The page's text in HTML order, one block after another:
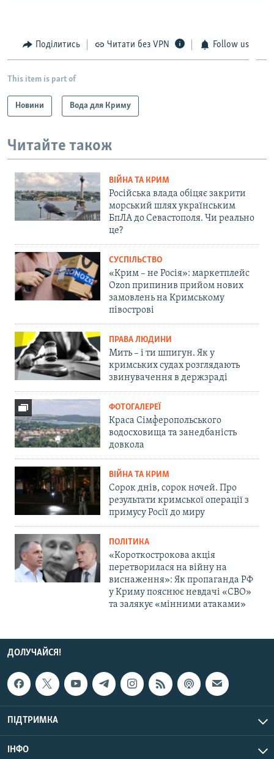
Поділитись Читати без VPN Follow us
This item is part of
Новини Вода для Криму
Читайте також
ВІЙНА ТА КРИМ
Російська влада обіцяє закрити
морський шлях українським
БпЛА до Севастополя. Чи реально
це?
СУСПІЛЬСТВО
«Крим – не Росія»: маркетплейс
Ozon припинив прийом нових
замовлень на Кримському
півострові
ПРАВА ЛЮДИНИ
Мить – і ти шпигун. Як у
кримських судах розглядають
звинувачення в держзраді
ФОТОГАЛЕРЕЇ
Краса Сімферопольського
водосховища та занедбаність
довкола
ВІЙНА ТА КРИМ
Сорок днів, сорок ночей. Про
результати кримської операції з
примусу Росії до миру
ПОЛІТИКА
«Короткострокова акція
перетворилася на війну на
виснаження»: Як пропаганда РФ
у Криму пояснює невдачі «СВО»
та залякує «мінними атаками»
ДОЛУЧАЙСЯ!
ПІДТРИМКА
ІНФО